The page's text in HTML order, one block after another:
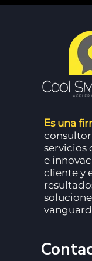
Es una
servicios
e
cliente y